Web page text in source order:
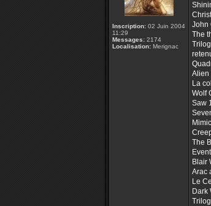
Inscription: 02 Juin 2004
11:29
Messages: 2174
Localisation: Merignac
John
The
Alien
La
Wolf
Saw
The
Blair
Arac
Le
Dark